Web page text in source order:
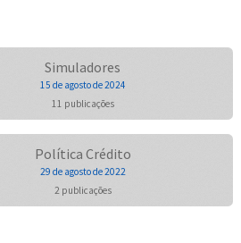
Simuladores
15 de agosto de 2024
11 publicações
Política Crédito
29 de agosto de 2022
2 publicações